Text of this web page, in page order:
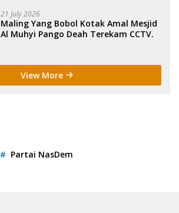
21 July 2026
Maling Yang Bobol Kotak Amal Mesjid
Al Muhyi Pango Deah Terekam CCTV.
View More
Partai NasDem